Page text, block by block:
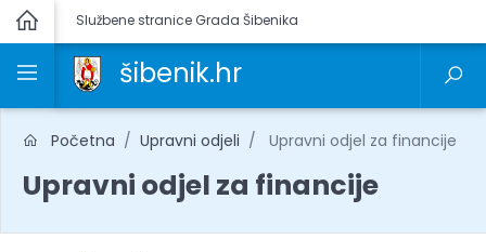
Službene stranice Grada Šibenika
šibenik.hr
Početna Upravni odjeli Upravni odjel za financije
Upravni odjel za financije